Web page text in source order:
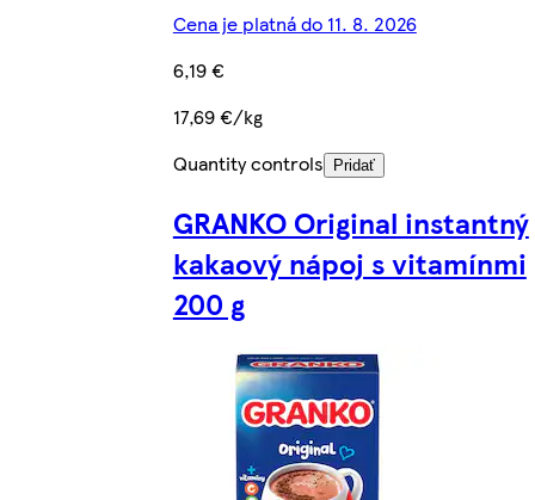
Cena je platná do 11. 8. 2026
6,19 €
17,69 €/kg
Quantity controls
Pridať
GRANKO Original instantný
kakaový nápoj s vitamínmi
200 g